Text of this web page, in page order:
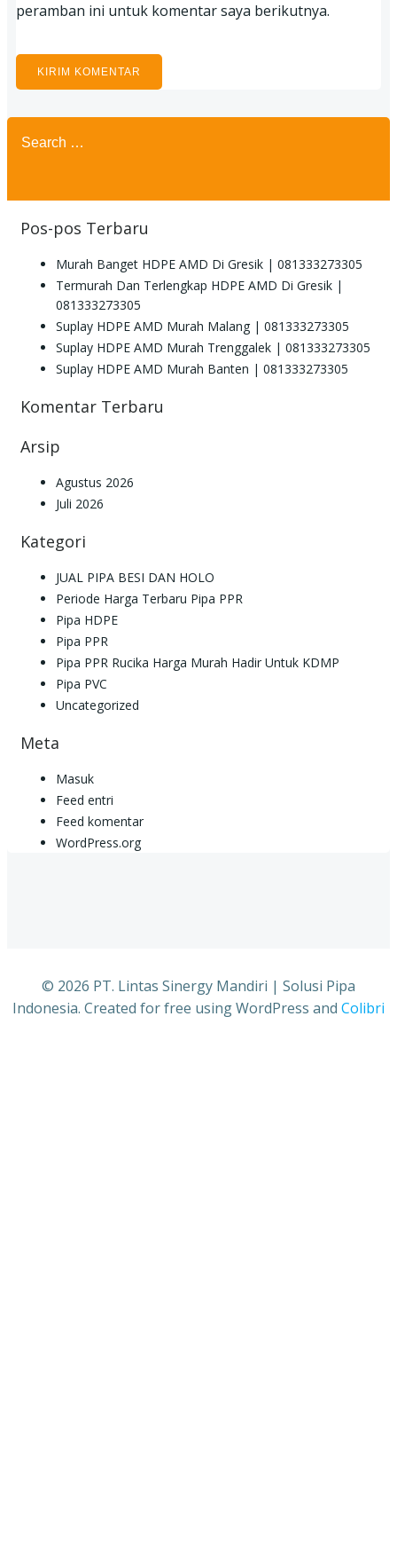
peramban ini untuk komentar saya berikutnya.
Search
for:
Pos-pos Terbaru
Murah Banget HDPE AMD Di Gresik | 081333273305
Termurah Dan Terlengkap HDPE AMD Di Gresik |
081333273305
Suplay HDPE AMD Murah Malang | 081333273305
Suplay HDPE AMD Murah Trenggalek | 081333273305
Suplay HDPE AMD Murah Banten | 081333273305
Komentar Terbaru
Arsip
Agustus 2026
Juli 2026
Kategori
JUAL PIPA BESI DAN HOLO
Periode Harga Terbaru Pipa PPR
Pipa HDPE
Pipa PPR
Pipa PPR Rucika Harga Murah Hadir Untuk KDMP
Pipa PVC
Uncategorized
Meta
Masuk
Feed entri
Feed komentar
WordPress.org
© 2026 PT. Lintas Sinergy Mandiri | Solusi Pipa
Indonesia. Created for free using WordPress and Colibri